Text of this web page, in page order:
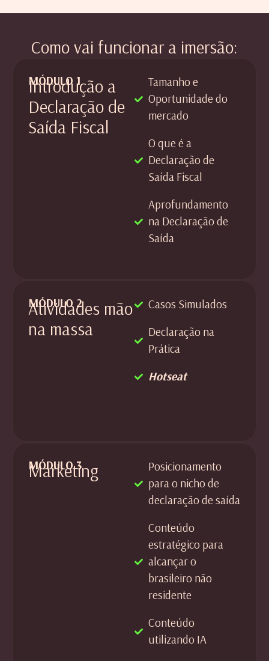
Como vai funcionar a imersão:
MÓDULO 1
Introdução a
Declaração de
Saída Fiscal
Tamanho e
Oportunidade do
mercado
O que é a
Declaração de
Saída Fiscal
Aprofundamento
na Declaração de
Saída
MÓDULO 2
Atividades mão
na massa
Casos Simulados
Declaração na
Prática
Hotseat
MÓDULO 3
Marketing
Posicionamento
para o nicho de
declaração de saída
Conteúdo
estratégico para
alcançar o
brasileiro não
residente
Conteúdo
utilizando IA